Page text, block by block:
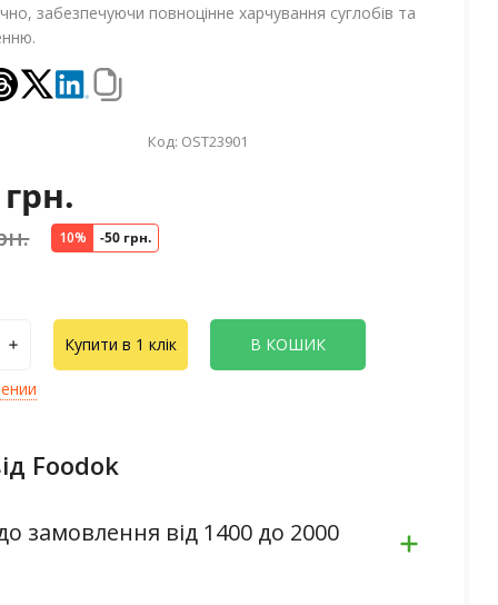
забезпечуючи повноцінне харчування суглобів та
Код: OST23901
10% -50 грн.
Купити в 1 клік В КОШИК
Foodok
замовлення від 1400 до 2000